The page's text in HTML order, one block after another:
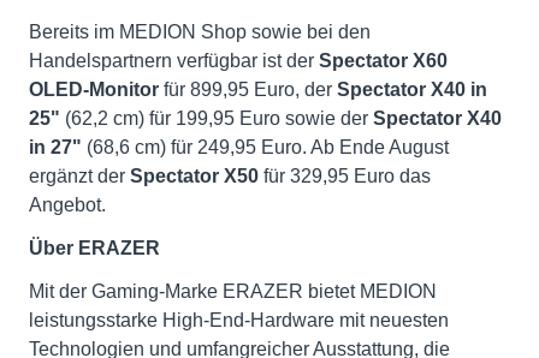
Bereits im MEDION Shop sowie bei den
Handelspartnern verfügbar ist der Spectator X60
OLED-Monitor für 899,95 Euro, der Spectator X40 in
25" (62,2 cm) für 199,95 Euro sowie der Spectator X40
in 27" (68,6 cm) für 249,95 Euro. Ab Ende August
ergänzt der Spectator X50 für 329,95 Euro das
Angebot.
Über ERAZER
Mit der Gaming-Marke ERAZER bietet MEDION
leistungsstarke High-End-Hardware mit neuesten
Technologien und umfangreicher Ausstattung, die